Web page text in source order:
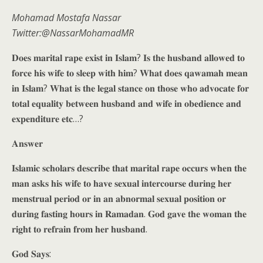
Mohamad Mostafa Nassar
Twitter:@NassarMohamadMR
𝐃𝐨𝐞𝐬 𝐦𝐚𝐫𝐢𝐭𝐚𝐥 𝐫𝐚𝐩𝐞 𝐞𝐱𝐢𝐬𝐭 𝐢𝐧 𝐈𝐬𝐥𝐚𝐦? 𝐈𝐬 𝐭𝐡𝐞 𝐡𝐮𝐬𝐛𝐚𝐧𝐝 𝐚𝐥𝐥𝐨𝐰𝐞𝐝 𝐭𝐨
𝐟𝐨𝐫𝐜𝐞 𝐡𝐢𝐬 𝐰𝐢𝐟𝐞 𝐭𝐨 𝐬𝐥𝐞𝐞𝐩 𝐰𝐢𝐭𝐡 𝐡𝐢𝐦? 𝐖𝐡𝐚𝐭 𝐝𝐨𝐞𝐬 𝐪𝐚𝐰𝐚𝐦𝐚𝐡 𝐦𝐞𝐚𝐧
𝐢𝐧 𝐈𝐬𝐥𝐚𝐦? 𝐖𝐡𝐚𝐭 𝐢𝐬 𝐭𝐡𝐞 𝐥𝐞𝐠𝐚𝐥 𝐬𝐭𝐚𝐧𝐜𝐞 𝐨𝐧 𝐭𝐡𝐨𝐬𝐞 𝐰𝐡𝐨 𝐚𝐝𝐯𝐨𝐜𝐚𝐭𝐞 𝐟𝐨𝐫
𝐭𝐨𝐭𝐚𝐥 𝐞𝐪𝐮𝐚𝐥𝐢𝐭𝐲 𝐛𝐞𝐭𝐰𝐞𝐞𝐧 𝐡𝐮𝐬𝐛𝐚𝐧𝐝 𝐚𝐧𝐝 𝐰𝐢𝐟𝐞 𝐢𝐧 𝐨𝐛𝐞𝐝𝐢𝐞𝐧𝐜𝐞 𝐚𝐧𝐝
𝐞𝐱𝐩𝐞𝐧𝐝𝐢𝐭𝐮𝐫𝐞 𝐞𝐭𝐜…?
𝐀𝐧𝐬𝐰𝐞𝐫
𝐈𝐬𝐥𝐚𝐦𝐢𝐜 𝐬𝐜𝐡𝐨𝐥𝐚𝐫𝐬 𝐝𝐞𝐬𝐜𝐫𝐢𝐛𝐞 𝐭𝐡𝐚𝐭 𝐦𝐚𝐫𝐢𝐭𝐚𝐥 𝐫𝐚𝐩𝐞 𝐨𝐜𝐜𝐮𝐫𝐬 𝐰𝐡𝐞𝐧 𝐭𝐡𝐞
𝐦𝐚𝐧 𝐚𝐬𝐤𝐬 𝐡𝐢𝐬 𝐰𝐢𝐟𝐞 𝐭𝐨 𝐡𝐚𝐯𝐞 𝐬𝐞𝐱𝐮𝐚𝐥 𝐢𝐧𝐭𝐞𝐫𝐜𝐨𝐮𝐫𝐬𝐞 𝐝𝐮𝐫𝐢𝐧𝐠 𝐡𝐞𝐫
𝐦𝐞𝐧𝐬𝐭𝐫𝐮𝐚𝐥 𝐩𝐞𝐫𝐢𝐨𝐝 𝐨𝐫 𝐢𝐧 𝐚𝐧 𝐚𝐛𝐧𝐨𝐫𝐦𝐚𝐥 𝐬𝐞𝐱𝐮𝐚𝐥 𝐩𝐨𝐬𝐢𝐭𝐢𝐨𝐧 𝐨𝐫
𝐝𝐮𝐫𝐢𝐧𝐠 𝐟𝐚𝐬𝐭𝐢𝐧𝐠 𝐡𝐨𝐮𝐫𝐬 𝐢𝐧 𝐑𝐚𝐦𝐚𝐝𝐚𝐧. 𝐆𝐨𝐝 𝐠𝐚𝐯𝐞 𝐭𝐡𝐞 𝐰𝐨𝐦𝐚𝐧 𝐭𝐡𝐞
𝐫𝐢𝐠𝐡𝐭 𝐭𝐨 𝐫𝐞𝐟𝐫𝐚𝐢𝐧 𝐟𝐫𝐨𝐦 𝐡𝐞𝐫 𝐡𝐮𝐬𝐛𝐚𝐧𝐝.
𝐆𝐨𝐝 𝐒𝐚𝐲𝐬: